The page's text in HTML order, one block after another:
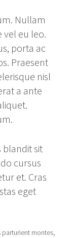
Nullam
vel eu leo.
porta ac
Praesent
nisl
a ante
blandit sit
cursus
et. Cras
eget
montes,